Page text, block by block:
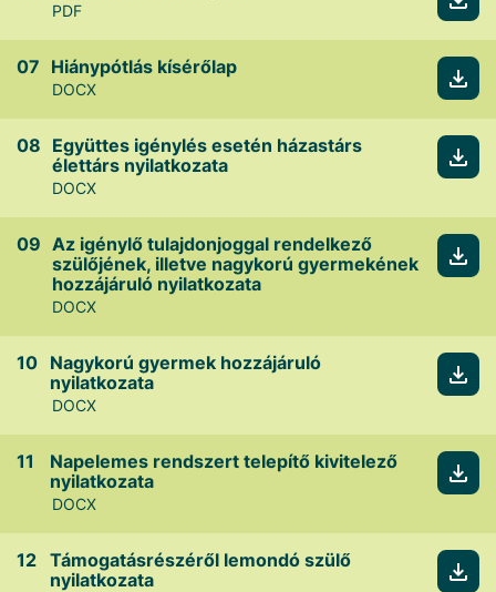
PDF
Hiánypótlás kísérőlap
DOCX
Együttes igénylés esetén házastárs
élettárs nyilatkozata
DOCX
Az igénylő tulajdonjoggal rendelkező
szülőjének, illetve nagykorú gyermekének
hozzájáruló nyilatkozata
DOCX
Nagykorú gyermek hozzájáruló
nyilatkozata
DOCX
Napelemes rendszert telepítő kivitelező
nyilatkozata
DOCX
Támogatásrészéről lemondó szülő
nyilatkozata